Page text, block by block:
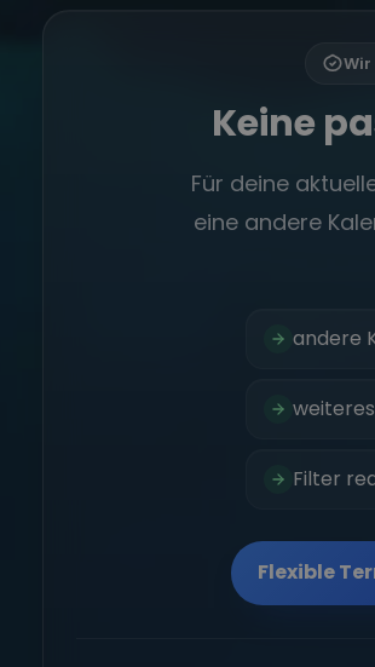
Keine
Für deine
eine andere
andere
Filter
Flexible